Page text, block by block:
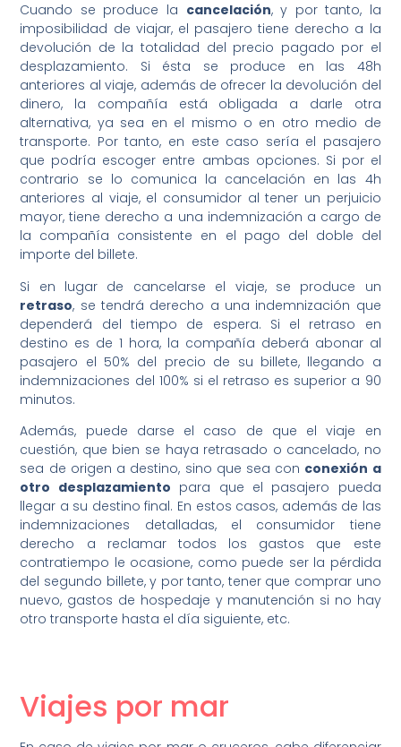
Cuando se produce la cancelación, y por tanto, la
imposibilidad de viajar, el pasajero tiene derecho a la
devolución de la totalidad del precio pagado por el
desplazamiento. Si ésta se produce en las 48h
anteriores al viaje, además de ofrecer la devolución del
dinero, la compañía está obligada a darle otra
alternativa, ya sea en el mismo o en otro medio de
transporte. Por tanto, en este caso sería el pasajero
que podría escoger entre ambas opciones. Si por el
contrario se lo comunica la cancelación en las 4h
anteriores al viaje, el consumidor al tener un perjuicio
mayor, tiene derecho a una indemnización a cargo de
la compañía consistente en el pago del doble del
importe del billete.
Si en lugar de cancelarse el viaje, se produce un
retraso, se tendrá derecho a una indemnización que
dependerá del tiempo de espera. Si el retraso en
destino es de 1 hora, la compañía deberá abonar al
pasajero el 50% del precio de su billete, llegando a
indemnizaciones del 100% si el retraso es superior a 90
minutos.
Además, puede darse el caso de que el viaje en
cuestión, que bien se haya retrasado o cancelado, no
sea de origen a destino, sino que sea con conexión a
otro desplazamiento para que el pasajero pueda
llegar a su destino final. En estos casos, además de las
indemnizaciones detalladas, el consumidor tiene
derecho a reclamar todos los gastos que este
contratiempo le ocasione, como puede ser la pérdida
del segundo billete, y por tanto, tener que comprar uno
nuevo, gastos de hospedaje y manutención si no hay
otro transporte hasta el día siguiente, etc.
Viajes por mar